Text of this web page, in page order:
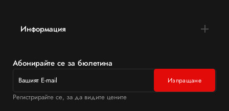
Информация
Абонирайте се за бюлетина
Регистрирайте се, за да видите цените